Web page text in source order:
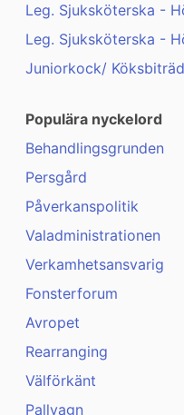
Leg. Sjuksköterska -
Leg. Sjuksköterska -
Juniorkock/
Populära nyckelord
Behandlingsgrunden
Persgård
Påverkanspolitik
Valadministrationen
Verkamhetsansvarig
Fonsterforum
Avropet
Rearranging
Välförkänt
Pallvagn